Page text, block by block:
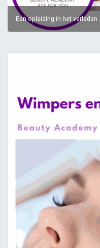
Een opleiding in het verleden